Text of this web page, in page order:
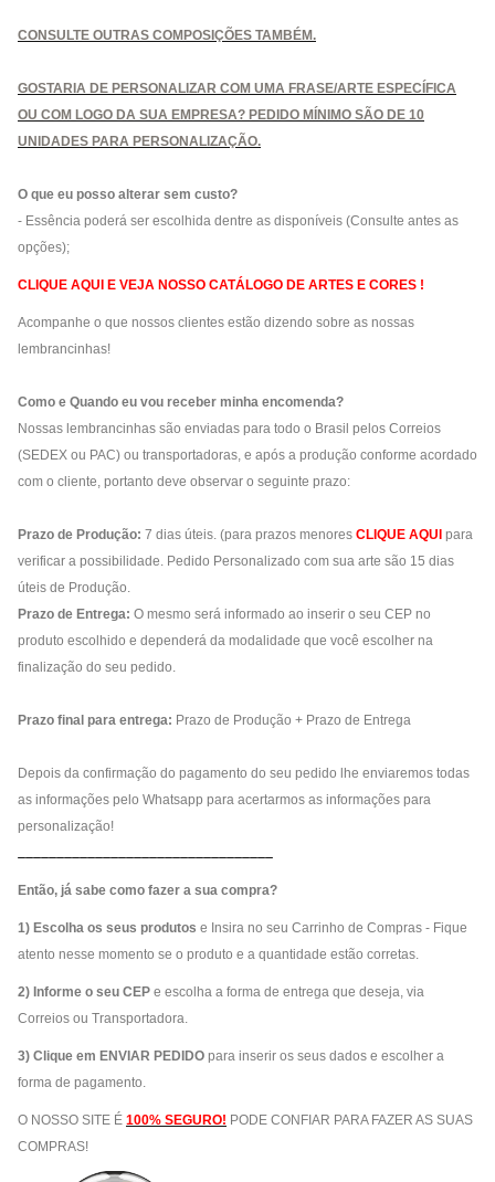
CONSULTE OUTRAS COMPOSIÇÕES TAMBÉM.
GOSTARIA DE PERSONALIZAR COM UMA FRASE/ARTE ESPECÍFICA
OU COM LOGO DA SUA EMPRESA? PEDIDO MÍNIMO SÃO DE 10
UNIDADES PARA PERSONALIZAÇÃO.
O que eu posso alterar sem custo?
- Essência poderá ser escolhida dentre as disponíveis (Consulte antes as
opções);
CLIQUE AQUI E VEJA NOSSO CATÁLOGO DE ARTES E CORES !
Acompanhe o que nossos clientes estão dizendo sobre as nossas
lembrancinhas!
Como e Quando eu vou receber minha encomenda?
Nossas lembrancinhas são enviadas para todo o Brasil pelos Correios
(SEDEX ou PAC) ou transportadoras, e após a produção conforme acordado
com o cliente, portanto deve observar o seguinte prazo:
Prazo de Produção: 7 dias úteis. (para prazos menores CLIQUE AQUI para
verificar a possibilidade. Pedido Personalizado com sua arte são 15 dias
úteis de Produção.
Prazo de Entrega: O mesmo será informado ao inserir o seu CEP no
produto escolhido e dependerá da modalidade que você escolher na
finalização do seu pedido.
Prazo final para entrega: Prazo de Produção + Prazo de Entrega
Depois da confirmação do pagamento do seu pedido lhe enviaremos todas
as informações pelo Whatsapp para acertarmos as informações para
personalização!
Então, já sabe como fazer a sua compra?
1) Escolha os seus produtos e Insira no seu Carrinho de Compras - Fique
atento nesse momento se o produto e a quantidade estão corretas.
2) Informe o seu CEP e escolha a forma de entrega que deseja, via
Correios ou Transportadora.
3) Clique em ENVIAR PEDIDO para inserir os seus dados e escolher a
forma de pagamento.
O NOSSO SITE É 100% SEGURO! PODE CONFIAR PARA FAZER AS SUAS
COMPRAS!